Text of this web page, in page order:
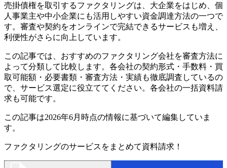
売掛債権を取引するファクタリングは、大企業をはじめ、個
人事業主や中小企業にも活用しやすい資金調達方法の一つで
す。審査や契約をオンラインで完結できるサービスも増え、
利便性がさらに向上しています。
この記事では、おすすめのファクタリング会社を審査方法に
よって分類して比較します。各会社の契約形式・手数料・買
取可能額・必要書類・審査方法・実績も徹底調査しているの
で、サービス選定に役立ててください。各会社の一括資料請
求も可能です。
この記事は2026年6月時点の情報に基づいて編集していま
す。
ファクタリングのサービスをまとめて資料請求！